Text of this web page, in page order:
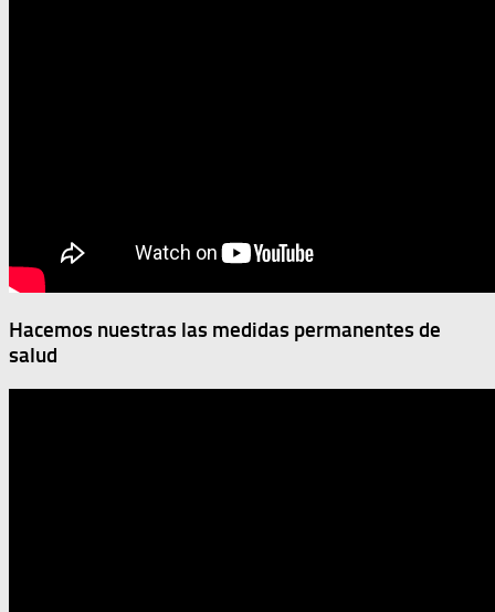
Hacemos nuestras las medidas permanentes de
salud